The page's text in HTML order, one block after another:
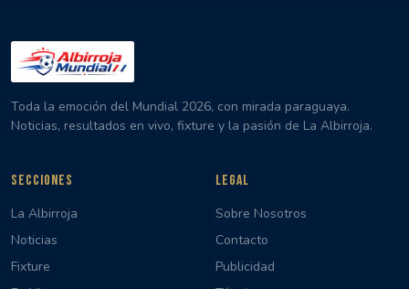
Toda la emoción del Mundial 2026, con mirada paraguaya.
Noticias, resultados en vivo, fixture y la pasión de La Albirroja.
SECCIONES
La Albirroja
Noticias
Fixture
LEGAL
Sobre Nosotros
Contacto
Publicidad